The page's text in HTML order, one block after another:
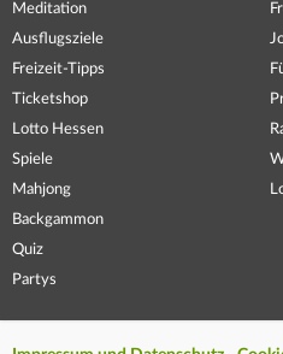
Meditation
Ausflugsziele
Freizeit-Tipps
Ticketshop
Lotto Hessen
Spiele
Mahjong
Backgammon
Quiz
Partys